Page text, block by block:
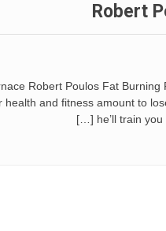
Robert
Robert Poulos Fat
and fitness amount to
he’ll train